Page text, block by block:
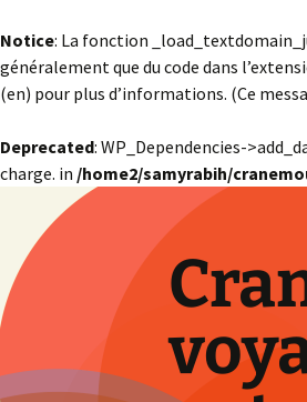
Notice: La fonction
généralement que du code dans
(en) pour plus d’informations. (Ce
Deprecated: WP_Dependencies-
charge. in /home2/samyrabih/